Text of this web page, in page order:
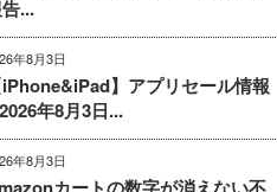
...
年8月3日
iPhone&iPad】アプリセール情報
年8月3日...
年8月3日